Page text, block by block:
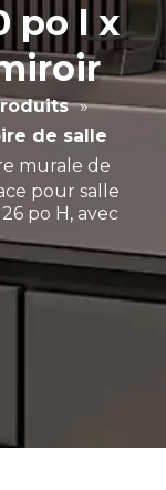
po l x
»
de salle
murale de
pour salle
po H, avec